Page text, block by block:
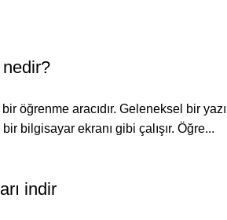
öğrenme aracıdır. Geleneksel bir yazı
bir bilgisayar ekranı gibi çalışır. Öğre...
indir